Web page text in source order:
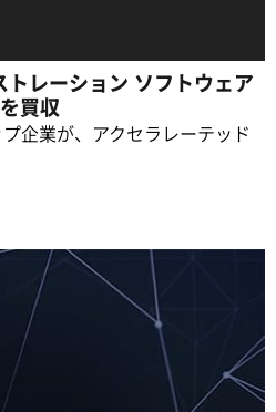
レーション ソフトウェア
買収
企業が、アクセラレーテッド